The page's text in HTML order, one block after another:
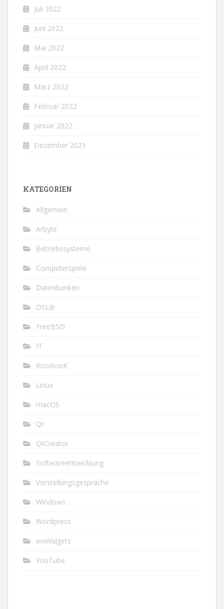
Juli 2022
Juni 2022
Mai 2022
April 2022
März 2022
Februar 2022
Januar 2022
Dezember 2021
KATEGORIEN
Allgemein
Arbyte
Betriebssysteme
Computerspiele
Datenbanken
DSLib
FreeBSD
IT
KooKooK
Linux
macOS
Qt
QtCreator
Softwareentwicklung
Vorstellungsgespräche
Windows
Wordpress
wxWidgets
YouTube